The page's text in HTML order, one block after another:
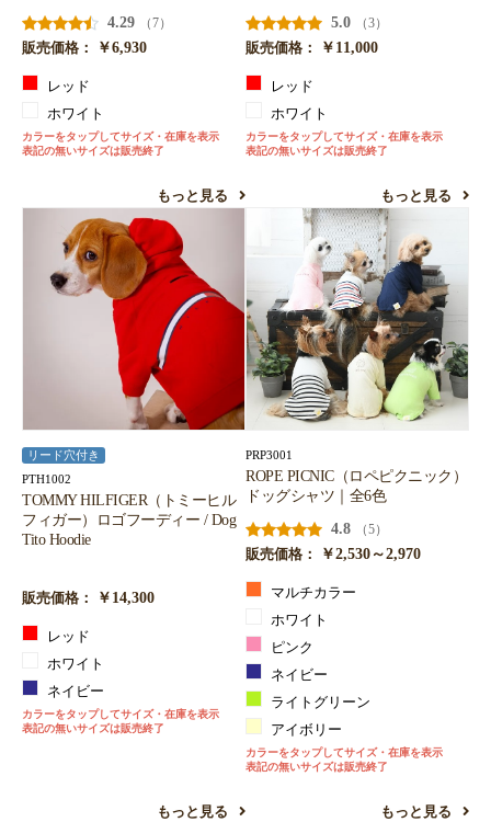
4.29
（7）
販売価格：
￥6,930
レッド
ホワイト
カラーをタップしてサイズ・在庫を表示
表記の無いサイズは販売終了
もっと見る
5.0
（3）
販売価格：
￥11,000
レッド
ホワイト
カラーをタップしてサイズ・在庫を表示
表記の無いサイズは販売終了
もっと見る
リード穴付き
PTH1002
TOMMY HILFIGER（トミーヒル
フィガー）ロゴフーディー / Dog
Tito Hoodie
販売価格： ￥14,300
レッド
ホワイト
ネイビー
カラーをタップしてサイズ・在庫を表示
表記の無いサイズは販売終了
もっと見る
PRP3001
ROPE PICNIC（ロペピクニック）
ドッグシャツ｜全6色
4.8
（5）
販売価格：
￥2,530～2,970
マルチカラー
ホワイト
ピンク
ネイビー
ライトグリーン
アイボリー
カラーをタップしてサイズ・在庫を表示
表記の無いサイズは販売終了
もっと見る